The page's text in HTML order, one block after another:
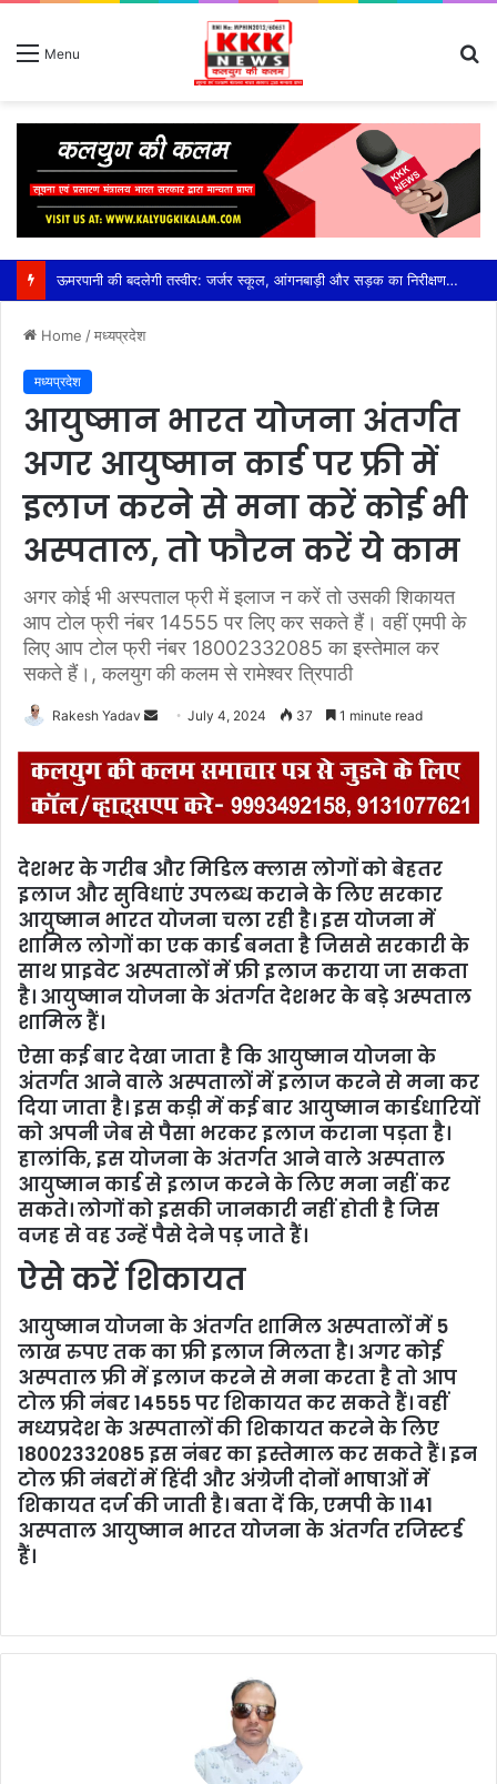
Menu
Home /मध्यप्रदेश
मध्यप्रदेश
आयुष्मान भारत योजना अंतर्गत
अगर आयुष्मान कार्ड पर फ्री में
इलाज करने से मना करें कोई भी
अस्पताल, तो फौरन करें ये काम
अगर कोई भी अस्पताल फ्री में इलाज न करें तो उसकी शिकायत
आप टोल फ्री नंबर 14555 पर लिए कर सकते हैं। वहीं एमपी के
लिए आप टोल फ्री नंबर 18002332085 का इस्तेमाल कर
सकते हैं।, कलयुग की कलम से रामेश्वर त्रिपाठी
Rakesh Yadav
n
d
a
e
m
a
i
l
July 4, 2024 37 1 minute read
देशभर के गरीब और मिडिल क्लास लोगों को बेहतर
इलाज और सुविधाएं उपलब्ध कराने के लिए सरकार
आयुष्मान भारत योजना चला रही है। इस योजना में
शामिल लोगों का एक कार्ड बनता है जिससे सरकारी के
साथ प्राइवेट अस्पतालों में फ्री इलाज कराया जा सकता
है। आयुष्मान योजना के अंतर्गत देशभर के बड़े अस्पताल
शामिल हैं।
ऐसा कई बार देखा जाता है कि आयुष्मान योजना के
अंतर्गत आने वाले अस्पतालों में इलाज करने से मना कर
दिया जाता है। इस कड़ी में कई बार आयुष्मान कार्डधारियों
को अपनी जेब से पैसा भरकर इलाज कराना पड़ता है।
हालांकि, इस योजना के अंतर्गत आने वाले अस्पताल
आयुष्मान कार्ड से इलाज करने के लिए मना नहीं कर
सकते। लोगों को इसकी जानकारी नहीं होती है जिस
वजह से वह उन्हें पैसे देने पड़ जाते हैं।
ऐसे करें शिकायत
आयुष्मान योजना के अंतर्गत शामिल अस्पतालों में 5
लाख रुपए तक का फ्री इलाज मिलता है। अगर कोई
अस्पताल फ्री में इलाज करने से मना करता है तो आप
टोल फ्री नंबर 14555 पर शिकायत कर सकते हैं। वहीं
मध्यप्रदेश के अस्पतालों की शिकायत करने के लिए
18002332085 इस नंबर का इस्तेमाल कर सकते हैं। इन
टोल फ्री नंबरों में हिंदी और अंग्रेजी दोनों भाषाओं में
शिकायत दर्ज की जाती है। बता दें कि, एमपी के 1141
अस्पताल आयुष्मान भारत योजना के अंतर्गत रजिस्टर्ड
हैं।